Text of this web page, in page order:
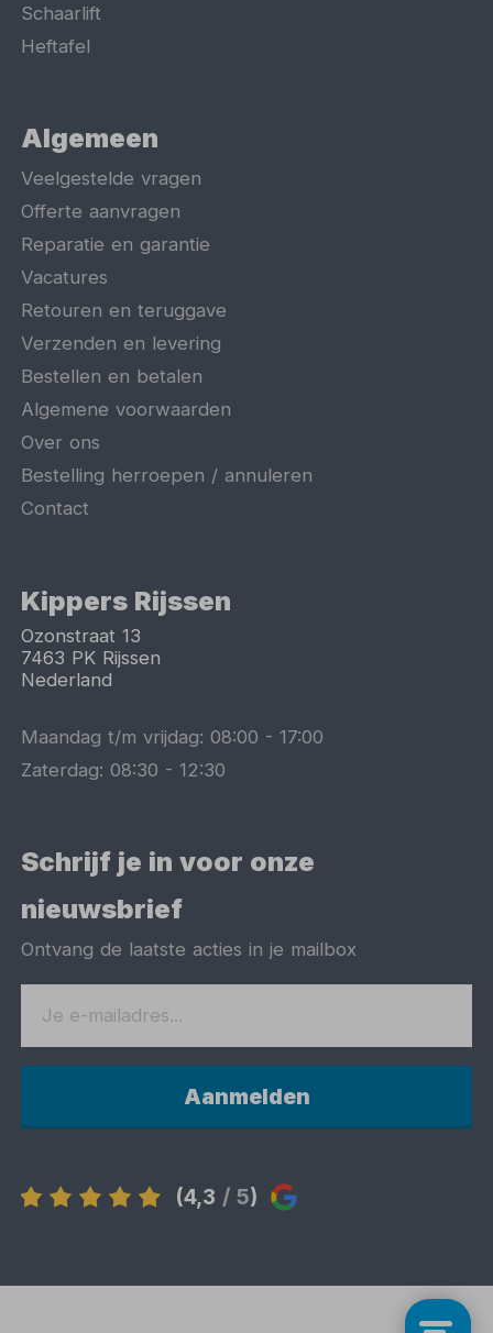
Schaarlift
Heftafel
Algemeen
Veelgestelde vragen
Offerte aanvragen
Reparatie en garantie
Vacatures
Retouren en teruggave
Verzenden en levering
Bestellen en betalen
Algemene voorwaarden
Over ons
Bestelling herroepen / annuleren
Contact
Kippers Rijssen
Ozonstraat 13
7463 PK Rijssen
Nederland
Maandag t/m vrijdag:08:00 -17:00
Zaterdag:08:30 -12:30
Schrijf je in voor onze
nieuwsbrief
Ontvang de laatste acties in je mailbox
Aanmelden
(4,3 / 5)